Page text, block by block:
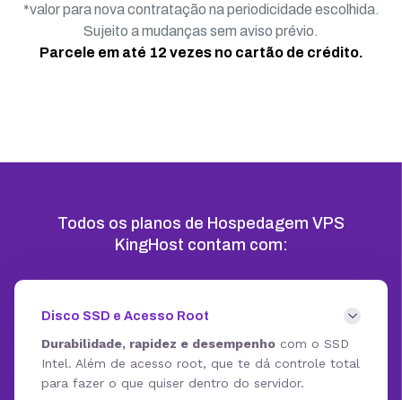
*valor para nova contratação na periodicidade escolhida.
Sujeito a mudanças sem aviso prévio.
Parcele em até 12 vezes no cartão de crédito.
Todos os planos de Hospedagem VPS
KingHost contam com:
Disco SSD e Acesso Root
Durabilidade, rapidez e desempenho com o SSD
Intel. Além de acesso root, que te dá controle total
para fazer o que quiser dentro do servidor.